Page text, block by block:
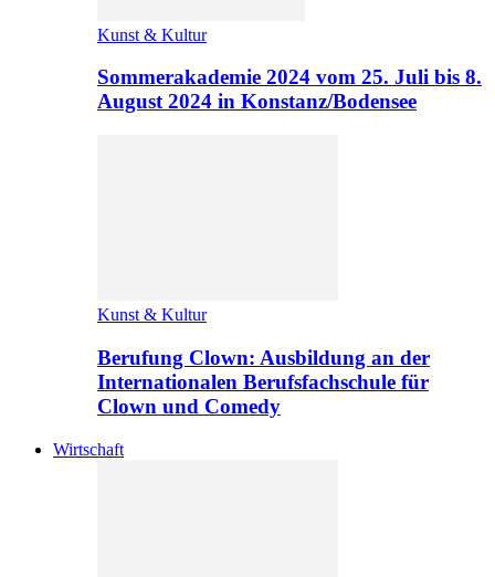
Kunst & Kultur
Sommerakademie 2024 vom 25. Juli bis 8.
August 2024 in Konstanz/Bodensee
Kunst & Kultur
Berufung Clown: Ausbildung an der
Internationalen Berufsfachschule für
Clown und Comedy
Wirtschaft